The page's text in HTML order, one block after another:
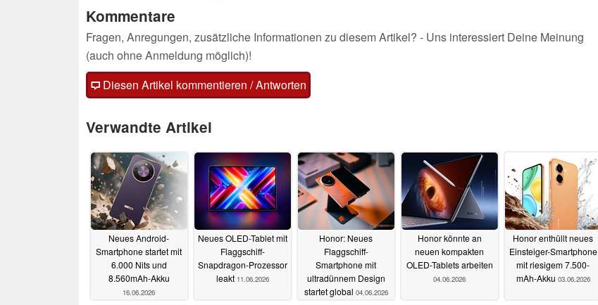
Kommentare
Fragen, Anregungen, zusätzliche Informationen zu diesem Artikel? - Uns interessiert Deine Meinung
(auch ohne Anmeldung möglich)!
Diesen Artikel kommentieren / Antworten
Verwandte Artikel
Neues Android-
Smartphone startet mit
6.000 Nits und
8.560mAh-Akku
16.06.2026
Neues OLED-Tablet mit
Flaggschiff-
Snapdragon-Prozessor
leakt 11.06.2026
Honor: Neues
Flaggschiff-
Smartphone mit
ultradünnem Design
startet global 04.06.2026
Honor könnte an
neuen kompakten
OLED-Tablets arbeiten
04.06.2026
Honor enthüllt neues
Einsteiger-Smartphone
mit riesigem 7.500-
mAh-Akku 03.06.2026